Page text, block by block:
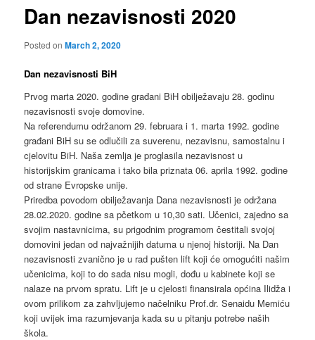
Dan nezavisnosti 2020
Posted onMarch 2, 2020
Dan nezavisnosti BiH
Prvog marta 2020. godine građani BiH obilježavaju 28. godinu
nezavisnosti svoje domovine.
Na referendumu održanom 29. februara i 1. marta 1992. godine
građani BiH su se odlučili za suverenu, nezavisnu, samostalnu i
cjelovitu BiH. Naša zemlja je proglasila nezavisnost u
historijskim granicama i tako bila priznata 06. aprila 1992. godine
od strane Evropske unije.
Priredba povodom obilježavanja Dana nezavisnosti je održana
28.02.2020. godine sa pčetkom u 10,30 sati. Učenici, zajedno sa
svojim nastavnicima, su prigodnim programom čestitali svojoj
domovini jedan od najvažnijih datuma u njenoj historiji. Na Dan
nezavisnosti zvanično je u rad pušten lift koji će omogućiti našim
učenicima, koji to do sada nisu mogli, dođu u kabinete koji se
nalaze na prvom spratu. Lift je u cjelosti finansirala općina Ilidža i
ovom prilikom za zahvljujemo načelniku Prof.dr. Senaidu Memiću
koji uvijek ima razumjevanja kada su u pitanju potrebe naših
škola.